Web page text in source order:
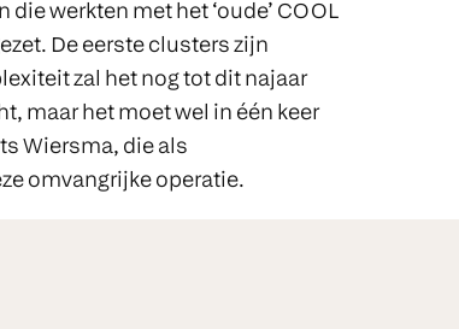
werkten met het ‘oude’ COOL
De eerste clusters zijn
zal het nog tot dit najaar
maar het moet wel in één keer
Wiersma, die als
omvangrijke operatie.